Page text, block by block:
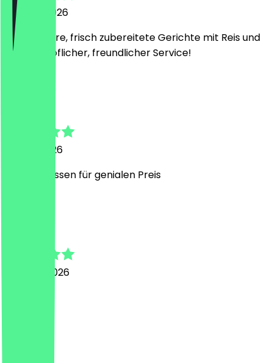
20. April 2026
Sehr leckere, frisch zubereitete Gerichte mit Reis und
ein sehr höflicher, freundlicher Service!
11. April 2026
Geniales Essen für genialen Preis
22. März 2026